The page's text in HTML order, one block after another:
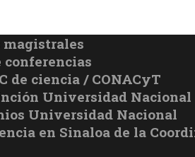
magistrales
conferencias
de ciencia / CONACyT
Universidad Nacional
Universidad Nacional
en Sinaloa de la